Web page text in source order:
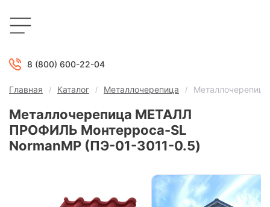
8 (800) 600-22-04
Главная Каталог Металлочерепица
Металлочерепица МЕТАЛЛ
ПРОФИЛЬ Монтерроса-SL
NormanMP (ПЭ-01-3011-0.5)